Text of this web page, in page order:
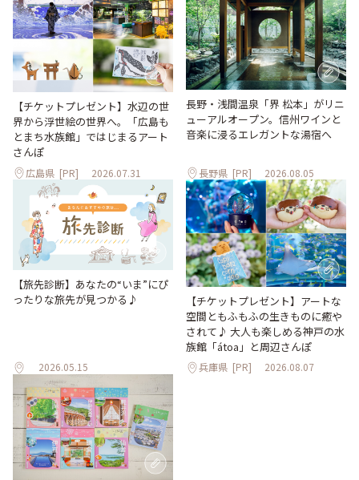
【チケットプレゼント】水辺の世
界から浮世絵の世界へ。「広島も
とまち水族館」ではじまるアート
さんぽ
広島県 [PR] 2026.07.31
長野・浅間温泉「界 松本」がリニ
ューアルオープン。信州ワインと
音楽に浸るエレガントな湯宿へ
長野県 [PR] 2026.08.05
【旅先診断】あなたの“いま”にぴ
ったりな旅先が見つかる♪
2026.05.15
【チケットプレゼント】アートな
空間ともふもふの生きものに癒や
されて♪ 大人も楽しめる神戸の水
族館「átoa」と周辺さんぽ
兵庫県 [PR] 2026.08.07